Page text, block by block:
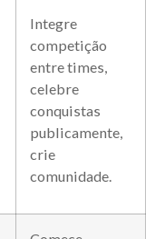
Integre
competição
entre times,
celebre
conquistas
publicamente,
crie
comunidade.